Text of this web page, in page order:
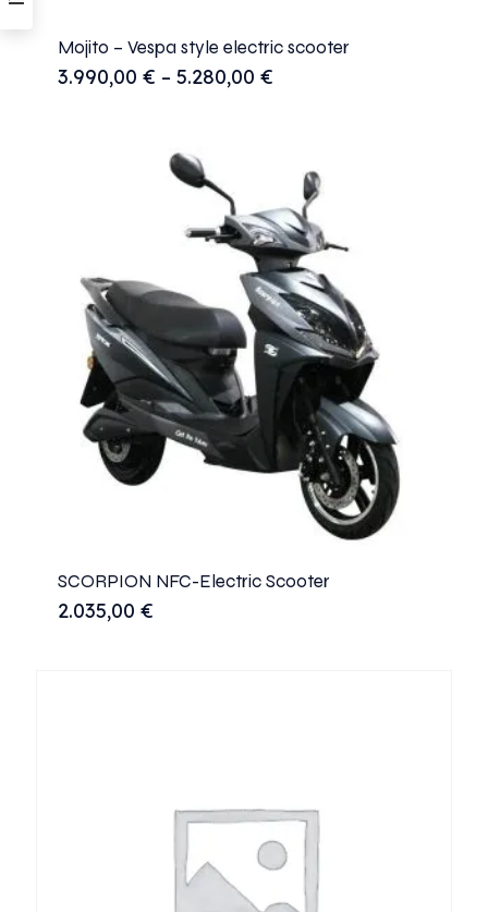
Mojito – Vespa style electric scooter
3.990,00 € – 5.280,00 €
SCORPION NFC-Electric Scooter
2.035,00 €